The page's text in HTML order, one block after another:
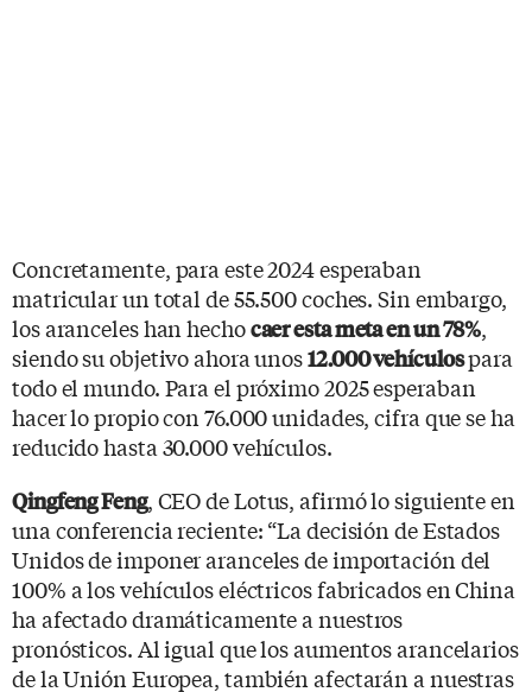
Concretamente, para este 2024 esperaban
matricular un total de 55.500 coches. Sin embargo,
los aranceles han hechocaer esta meta en un 78%,
siendo su objetivo ahora unos12.000 vehículospara
todo el mundo. Para el próximo 2025 esperaban
hacer lo propio con 76.000 unidades, cifra que se ha
reducido hasta 30.000 vehículos.
Qingfeng Feng, CEO de Lotus, afirmó lo siguiente en
una conferencia reciente: “La decisión de Estados
Unidos de imponer aranceles de importación del
100% a los vehículos eléctricos fabricados en China
ha afectado dramáticamente a nuestros
pronósticos. Al igual que los aumentos arancelarios
de la Unión Europea, también afectarán a nuestras